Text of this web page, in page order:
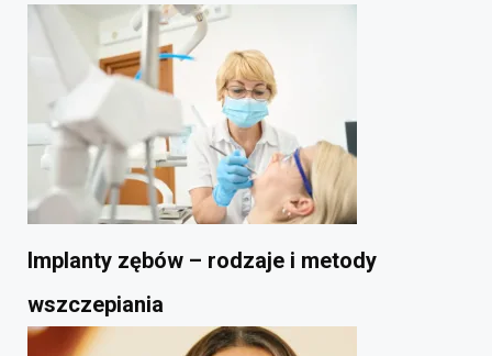
Implanty zębów – rodzaje i metody
wszczepiania